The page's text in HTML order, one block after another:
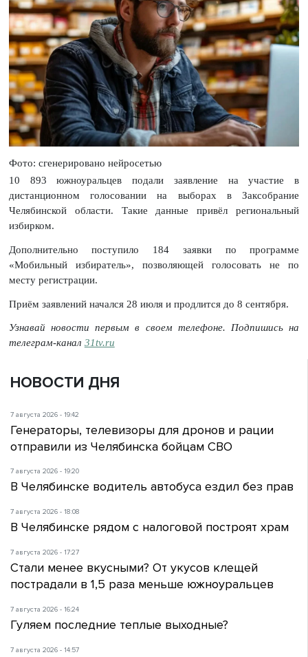
Фото: сгенерировано нейросетью
10 893 южноуральцев подали заявление на участие в
дистанционном голосовании на выборах в Заксобрание
Челябинской области. Такие данные привёл региональный
избирком.
Дополнительно поступило 184 заявки по программе
«Мобильный избиратель», позволяющей голосовать не по
месту регистрации.
Приём заявлений начался 28 июля и продлится до 8 сентября.
Узнавай новости первым в своем телефоне. Подпишись на
телеграм-канал 31tv.ru
НОВОСТИ ДНЯ
7 августа 2026 - 19:42
Генераторы, телевизоры для дронов и рации
отправили из Челябинска бойцам СВО
7 августа 2026 - 19:20
В Челябинске водитель автобуса ездил без прав
7 августа 2026 - 18:08
В Челябинске рядом с налоговой построят храм
7 августа 2026 - 17:27
Стали менее вкусными? От укусов клещей
пострадали в 1,5 раза меньше южноуральцев
7 августа 2026 - 16:24
Гуляем последние теплые выходные?
7 августа 2026 - 14:57